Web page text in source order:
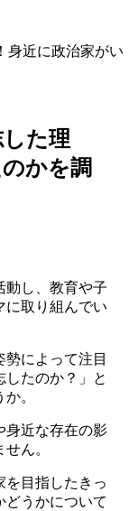
身近に政治家がい
た理
かを調
動し、教育や子
に取り組んでい
によって注目
したのか？」と
。
身近な存在の影
ん。
を目指したきっ
どうかについて